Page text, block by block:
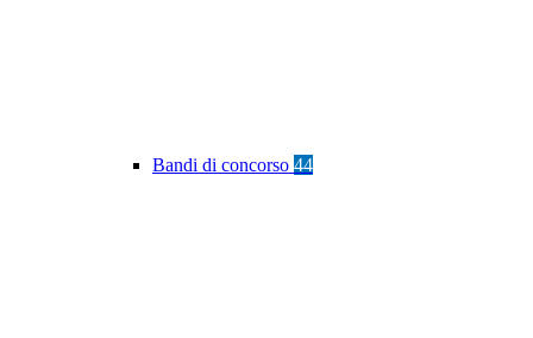
Bandi di concorso 44